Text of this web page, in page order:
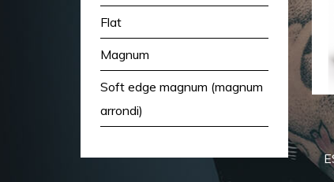
Flat
Magnum
Soft edge magnum (magnum
arrondi)